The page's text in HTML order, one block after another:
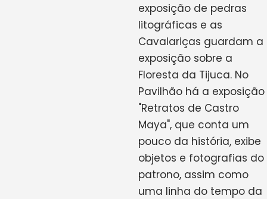
exposição de pedras
litográficas e as
Cavalariças guardam a
exposição sobre a
Floresta da Tijuca. No
Pavilhão há a exposição
"Retratos de Castro
Maya", que conta um
pouco da história, exibe
objetos e fotografias do
patrono, assim como
uma linha do tempo da